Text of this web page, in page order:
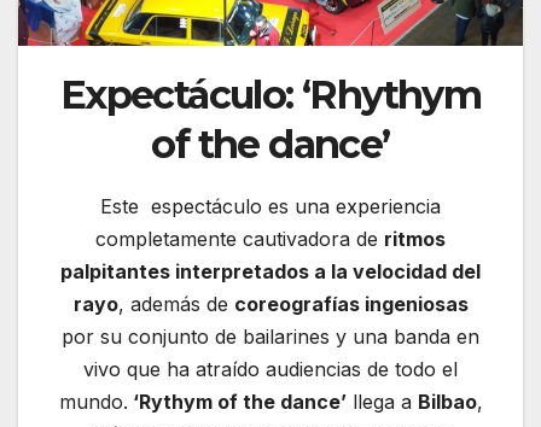
Expectáculo: ‘Rhythym
of the dance’
Este espectáculo es una experiencia
completamente cautivadora de ritmos
palpitantes interpretados a la velocidad del
rayo, además de coreografías ingeniosas
por su conjunto de bailarines y una banda en
vivo que ha atraído audiencias de todo el
mundo. ‘Rythym of the dance’llega a Bilbao,